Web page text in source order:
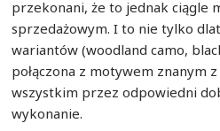
przekonani, że to jednak ciągle
sprzedażowym. I to nie tylko
wariantów (woodland camo,
połączona z motywem znanym
wszystkim przez odpowiedni
wykonanie.